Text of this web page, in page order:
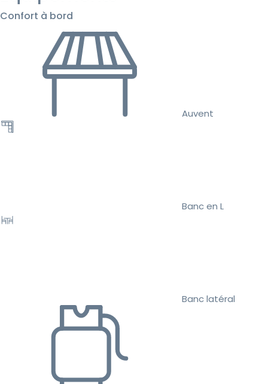
Confort à bord
Auvent
Banc en L
Banc latéral